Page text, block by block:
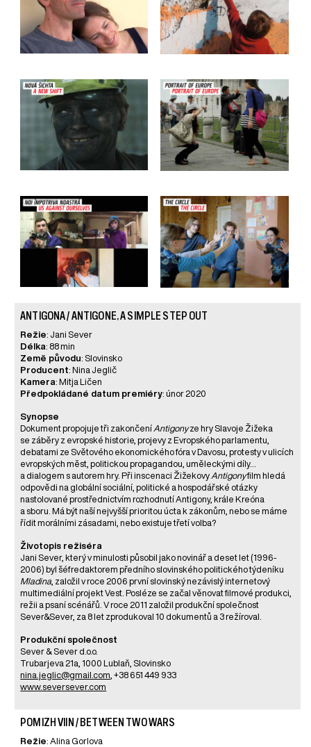
ANTIGONA / ANTIGONE, A SIMPLE STEP OUT
Režie: Jani Sever
Délka: 88 min
Země původu: Slovinsko
Producent: Nina Jeglič
Kamera: Mitja Ličen
Předpokládané datum premiéry: únor 2020
Synopse
Dokument propojuje tři zakončení Antigonyze hry Slavoje Žižeka
se záběry z evropské historie, projevy z Evropského parlamentu,
debatami ze Světového ekonomického fóra v Davosu, protesty v ulicích
evropských měst, politickou propagandou, uměleckými díly…
a dialogem s autorem hry. Při inscenaci Žižekovy Antigonyfilm hledá
odpovědi na globální sociální, politické a hospodářské otázky
nastolované prostřednictvím rozhodnutí Antigony, krále Kreóna
a sboru. Má být naší nejvyšší prioritou úcta k zákonům, nebo se máme
řídit morálními zásadami, nebo existuje třetí volba?
Životopis režiséra
Jani Sever, který v minulosti působil jako novinář a deset let (1996-
2006) byl šéfredaktorem předního slovinského politického týdeníku
Mladina , založil v roce 2006 první slovinský nezávislý internetový
multimediální projekt Vest. Posléze se začal věnovat filmové produkci,
režii a psaní scénářů. V roce 2011 založil produkční společnost
Sever&Sever, za 8 let zprodukoval 10 dokumentů a 3 režíroval.
Produkční společnost
Sever & Sever d.o.o.
Trubarjeva 21a, 1000 Lublaň, Slovinsko
nina.jeglic@gmail.com , +38 651 449 933
www.seversever.com
POMIZH VIIN / BETWEEN TWO WARS
Režie: Alina Gorlova